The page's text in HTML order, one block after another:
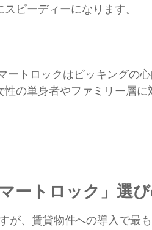
ピーディーになります。
ートロックはピッキングの
の単身者やファミリー層に
ートロック」選
が、賃貸物件への導入で最